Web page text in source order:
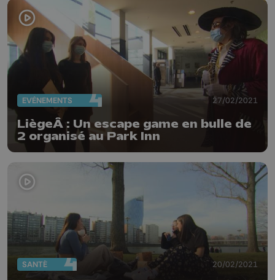
EVÈNEMENTS 27/02/2021
LiègeÂ : Un escape game en bulle de
2 organisé au Park Inn
SANTÉ 20/02/2021